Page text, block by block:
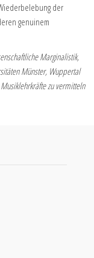
der
genuinem
Marginalistik,
Münster, Wuppertal
zu vermitteln